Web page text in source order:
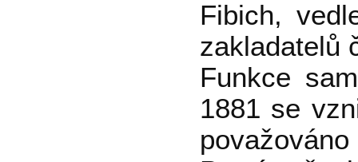
Fibich,
zakladatelů
Funkce
1881 se